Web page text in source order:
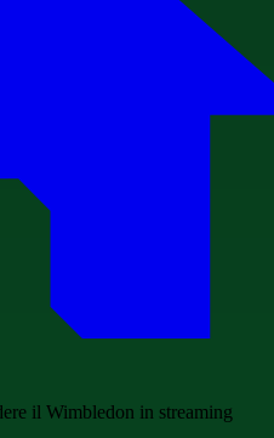
il Wimbledon in streaming